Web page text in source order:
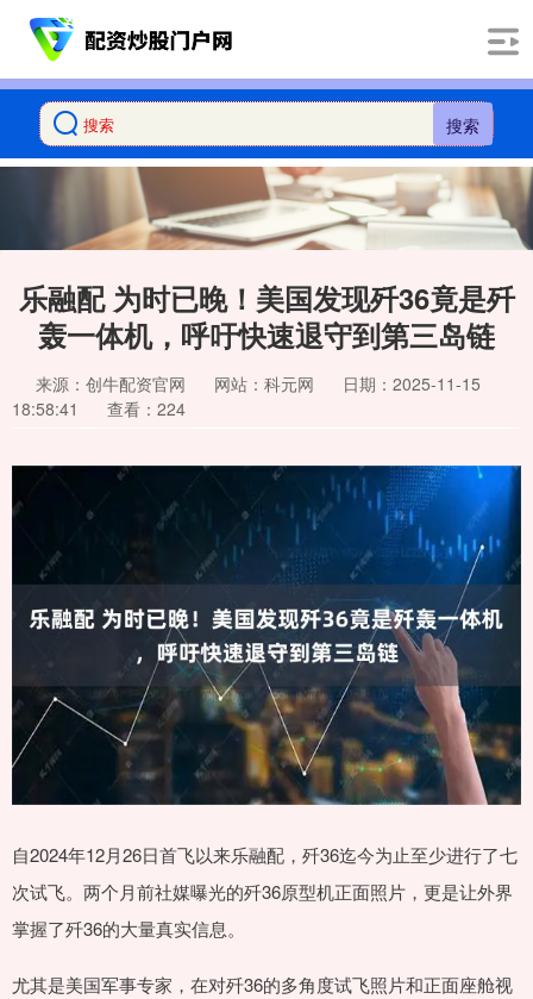
搜索
乐融配 为时已晚！美国发现歼36竟是歼
轰一体机，呼吁快速退守到第三岛链
来源：创牛配资官网 网站：科元网
日期：2025-11-15
18:58:41
查看：224
自2024年12月26日首飞以来乐融配，歼36迄今为止至少进行了七
次试飞。两个月前社媒曝光的歼36原型机正面照片，更是让外界
掌握了歼36的大量真实信息。
尤其是美国军事专家，在对歼36的多角度试飞照片和正面座舱视